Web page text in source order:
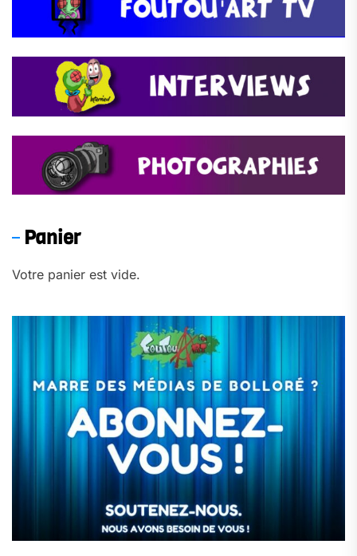
Panier
Votre panier est vide.